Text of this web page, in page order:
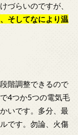
づらいのですが、
そしてなにより温
階調整できるので
4つか5つの電気毛
いです。多分、最
です。勿論、火傷